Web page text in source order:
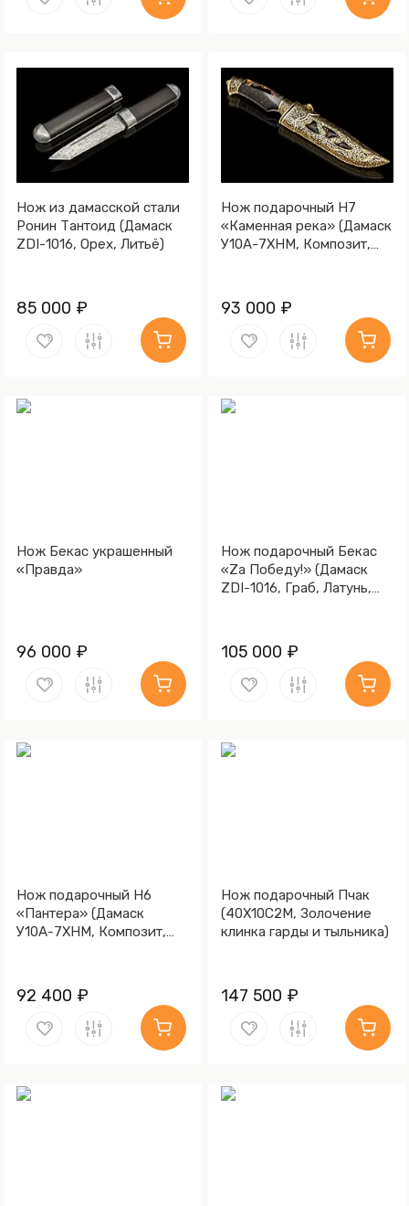
Нож из дамасской стали
Ронин Тантоид (Дамаск
ZDI-1016, Орех, Литьё)
85 000 ₽
Нож подарочный Н7
«Каменная река» (Дамаск
У10А-7ХНМ, Композит,
93 000 ₽
Нож Бекас украшенный
«Правда»
96 000 ₽
Нож подарочный Бекас
«Za Победу!» (Дамаск
ZDI-1016, Граб, Латунь,
105 000 ₽
Нож подарочный Н6
«Пантера» (Дамаск
У10А-7ХНМ, Композит,
92 400 ₽
Нож подарочный Пчак
(40Х10С2М, Золочение
клинка гарды и тыльника)
147 500 ₽